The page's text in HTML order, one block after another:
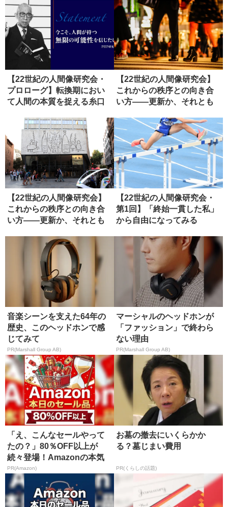
【22世紀の人間像研究会・
プロローグ】転換期におい
て人間の本質を捉える糸口
【22世紀の人間像研究会】
これからの秩序との向き合
い方――更新か、それとも
【22世紀の人間像研究会】
これからの秩序との向き合
い方――更新か、それとも
【22世紀の人間像研究会・
第1回】「終始一貫した私」
から自由になってみる
音楽シーンを支えた64年の
歴史、このヘッドホンで感
じてみて
PR(Marshall Group AB)
マーシャルのヘッドホンが
「ファッション」で終わら
ない理由
PR(Marshall Group AB)
「え、こんなセールやって
たの？」80％OFF以上が
続々登場！Amazonの本気
が...
PR(Amazon)
お墓の撤去にいくらかか
る？墓じまい費用
PR(くらしの話題)